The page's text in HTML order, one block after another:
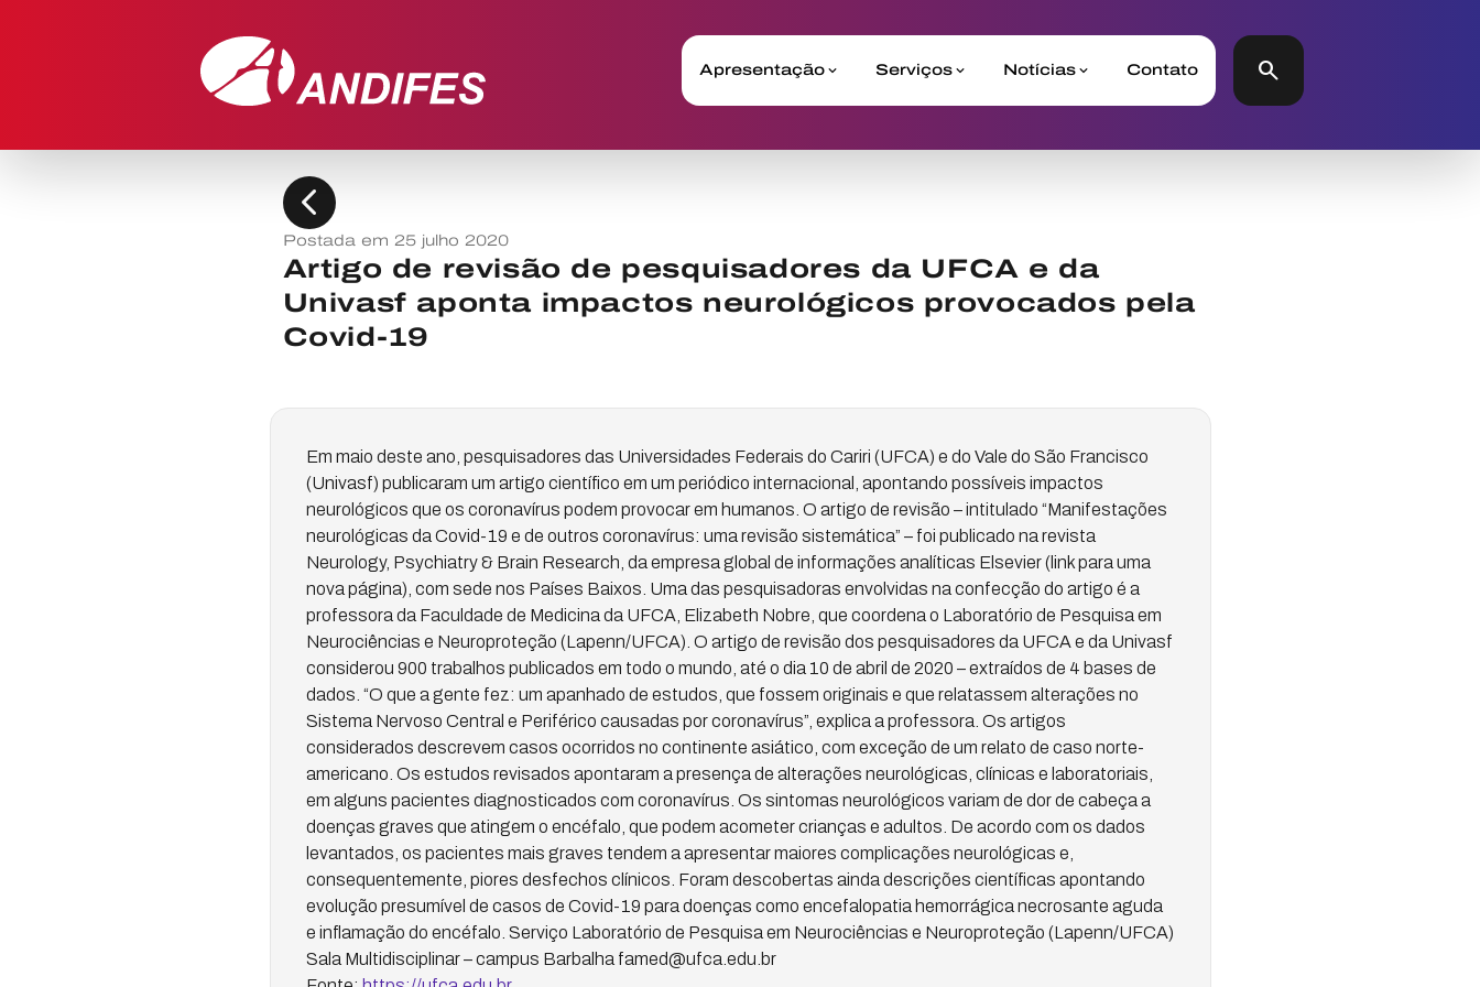
Apresentação Serviços Notícias Contato search
chevron_left
Postada em 25 julho 2020
Artigo de revisão de pesquisadores da UFCA e da
Univasf aponta impactos neurológicos provocados pela
Covid-19
Em maio deste ano, pesquisadores das Universidades Federais do Cariri (UFCA) e do Vale do São Francisco
(Univasf) publicaram um artigo científico em um periódico internacional, apontando possíveis impactos
neurológicos que os coronavírus podem provocar em humanos. O artigo de revisão – intitulado “Manifestações
neurológicas da Covid-19 e de outros coronavírus: uma revisão sistemática” – foi publicado na revista
Neurology, Psychiatry & Brain Research, da empresa global de informações analíticas Elsevier (link para uma
nova página), com sede nos Países Baixos. Uma das pesquisadoras envolvidas na confecção do artigo é a
professora da Faculdade de Medicina da UFCA, Elizabeth Nobre, que coordena o Laboratório de Pesquisa em
Neurociências e Neuroproteção (Lapenn/UFCA). O artigo de revisão dos pesquisadores da UFCA e da Univasf
considerou 900 trabalhos publicados em todo o mundo, até o dia 10 de abril de 2020 – extraídos de 4 bases de
dados. “O que a gente fez: um apanhado de estudos, que fossem originais e que relatassem alterações no
Sistema Nervoso Central e Periférico causadas por coronavírus”, explica a professora. Os artigos
considerados descrevem casos ocorridos no continente asiático, com exceção de um relato de caso norte-
americano. Os estudos revisados apontaram a presença de alterações neurológicas, clínicas e laboratoriais,
em alguns pacientes diagnosticados com coronavírus. Os sintomas neurológicos variam de dor de cabeça a
doenças graves que atingem o encéfalo, que podem acometer crianças e adultos. De acordo com os dados
levantados, os pacientes mais graves tendem a apresentar maiores complicações neurológicas e,
consequentemente, piores desfechos clínicos. Foram descobertas ainda descrições científicas apontando
evolução presumível de casos de Covid-19 para doenças como encefalopatia hemorrágica necrosante aguda
e inflamação do encéfalo. Serviço Laboratório de Pesquisa em Neurociências e Neuroproteção (Lapenn/UFCA)
Sala Multidisciplinar – campus Barbalha famed@ufca.edu.br